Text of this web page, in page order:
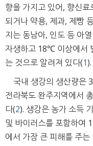
향을 가지고 있어, 향신
되거나 약용, 제과, 제빵
지는 동남아, 인도 등 아
자생하고 18℃ 이상에서
는 것으로 알려져 있다(1).
국내 생강의 생산량은
전라북도 완주지역에서
다(2). 생강은 농가 소득
및 바이러스를 포함하여
에서 가장 큰 피해를 주는